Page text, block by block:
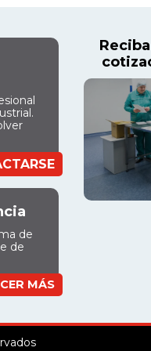
de
de
MÁS